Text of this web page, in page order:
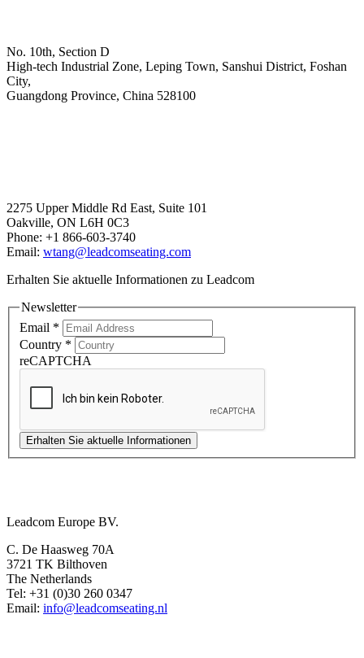
No. 10th, Section D
High-tech Industrial Zone, Leping Town, Sanshui District, Foshan
City,
​​​​​​​Guangdong Province, China 528100
2275 Upper Middle Rd East, Suite 101
Oakville, ON L6H 0C3
Phone: +1 866-603-3740
Email: wtang@leadcomseating.com
Erhalten Sie aktuelle Informationen zu Leadcom
Newsletter
Email *
Country *
reCAPTCHA
Erhalten Sie aktuelle Informationen
Leadcom Europe BV.
C. De Haasweg 70A
3721 TK Bilthoven
The Netherlands
Tel: +31 (0)30 260 0347
Email: info@leadcomseating.nl